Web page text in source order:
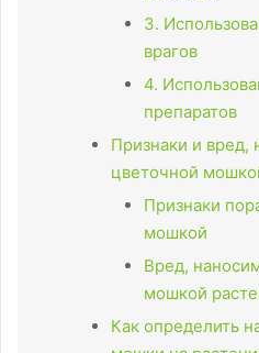
3.
врагов
4.
препаратов
Признаки и вред,
цветочной
Признаки
мошкой
Вред,
мошкой
Как определить